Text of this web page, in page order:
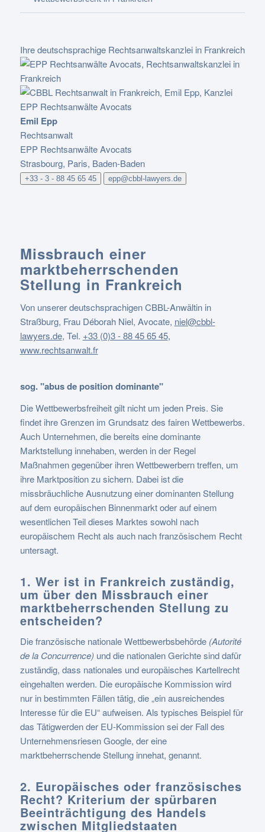
Ihre deutschsprachige Rechtsanwaltskanzlei in Frankreich
Emil Epp
Rechtsanwalt
EPP Rechtsanwälte Avocats
Strasbourg, Paris, Baden-Baden
+33 - 3 - 88 45 65 45 epp@cbbl-lawyers.de
Missbrauch einer
marktbeherrschenden
Stellung in Frankreich
Von unserer deutschsprachigen CBBL-Anwältin in
Straßburg, Frau Déborah Niel, Avocate, niel@cbbl-
lawyers.de, Tel. +33 (0)3 - 88 45 65 45,
www.rechtsanwalt.fr
sog. "abus de position dominante"
Die Wettbewerbsfreiheit gilt nicht um jeden Preis. Sie
findet ihre Grenzen im Grundsatz des fairen Wettbewerbs.
Auch Unternehmen, die bereits eine dominante
Marktstellung innehaben, werden in der Regel
Maßnahmen gegenüber ihren Wettbewerbern treffen, um
ihre Marktposition zu sichern. Dabei ist die
missbräuchliche Ausnutzung einer dominanten Stellung
auf dem europäischen Binnenmarkt oder auf einem
wesentlichen Teil dieses Marktes sowohl nach
europäischem Recht als auch nach französischem Recht
untersagt.
1. Wer ist in Frankreich zuständig,
um über den Missbrauch einer
marktbeherrschenden Stellung zu
entscheiden?
Die französische nationale Wettbewerbsbehörde (Autorité
de la Concurrence) und die nationalen Gerichte sind dafür
zuständig, dass nationales und europäisches Kartellrecht
eingehalten werden. Die europäische Kommission wird
nur in bestimmten Fällen tätig, die „ein ausreichendes
Interesse für die EU“ aufweisen. Als typisches Beispiel für
das Tätigwerden der EU-Kommission sei der Fall des
Unternehmensriesen Google, der eine
marktbeherrschende Stellung innehat, genannt.
2. Europäisches oder französisches
Recht? Kriterium der spürbaren
Beeinträchtigung des Handels
zwischen Mitgliedstaaten